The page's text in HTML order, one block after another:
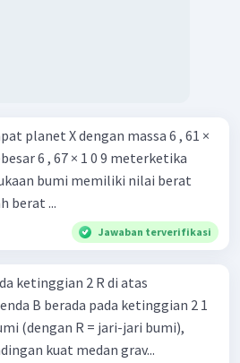
planet X dengan massa 6 , 61 ×
6 , 67 × 1 0 9 meterketika
bumi memiliki nilai berat
berat ...
Jawaban terverifikasi
ketinggian 2 R di atas
B berada pada ketinggian 2 1
(dengan R = jari-jari bumi),
kuat medan grav...